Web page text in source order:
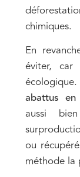
chimiques.
En
éviter, car
abattus
aussi
ou
méthode la